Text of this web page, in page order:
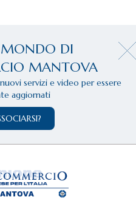
MONDO DI
MANTOVA
servizi e video per essere
aggiornati